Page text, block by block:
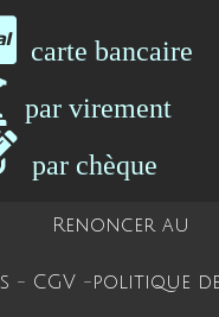
carte
par virement
par
Renoncer au
- CGV -politique